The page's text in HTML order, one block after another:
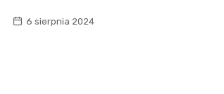
6 sierpnia 2024